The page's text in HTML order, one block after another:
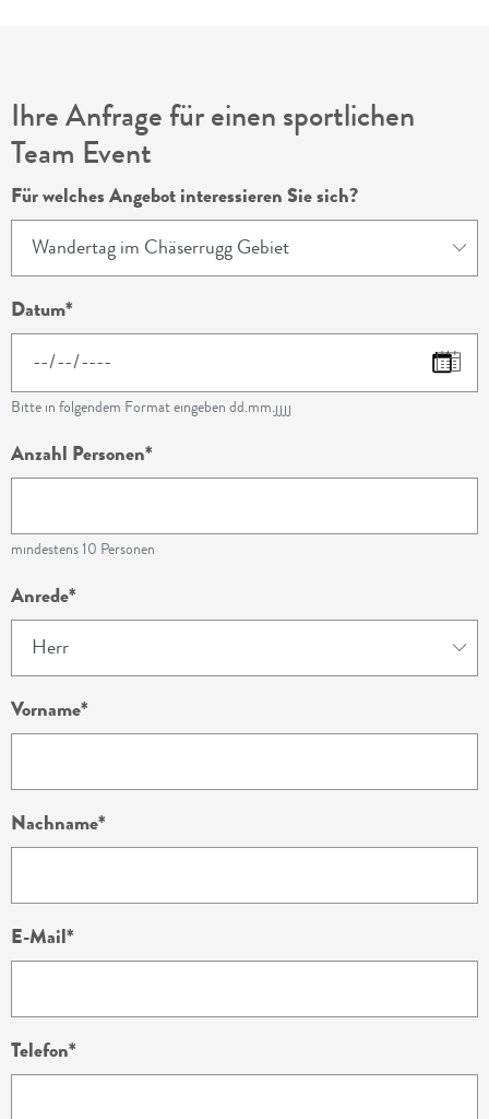
Ihre Anfrage für einen sportlichen
Team Event
Für welches Angebot interessieren Sie sich?
Datum
Bitte in folgendem Format eingeben dd.mm.jjjj
Anzahl Personen
mindestens 10 Personen
Anrede
Vorname
Nachname
E-Mail
Telefon